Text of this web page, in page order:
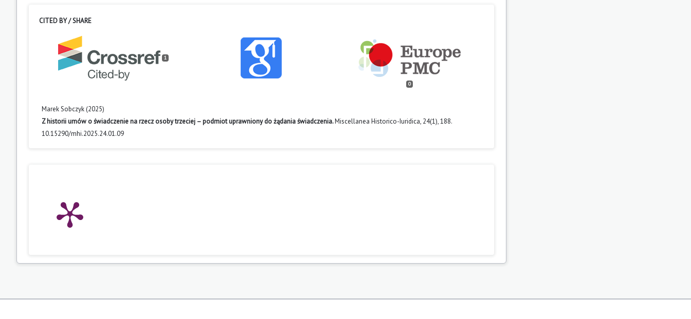
CITED BY / SHARE
1
0
Marek Sobczyk (2025)
Z historii umów o świadczenie na rzecz osoby trzeciej – podmiot uprawniony do żądania świadczenia.Miscellanea Historico-Iuridica, 24(1),188.
10.15290/mhi.2025.24.01.09